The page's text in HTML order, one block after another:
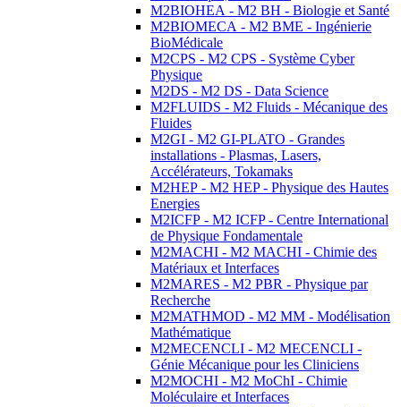
M2BIOHEA - M2 BH - Biologie et Santé
M2BIOMECA - M2 BME - Ingénierie
BioMédicale
M2CPS - M2 CPS - Système Cyber
Physique
M2DS - M2 DS - Data Science
M2FLUIDS - M2 Fluids - Mécanique des
Fluides
M2GI - M2 GI-PLATO - Grandes
installations - Plasmas, Lasers,
Accélérateurs, Tokamaks
M2HEP - M2 HEP - Physique des Hautes
Energies
M2ICFP - M2 ICFP - Centre International
de Physique Fondamentale
M2MACHI - M2 MACHI - Chimie des
Matériaux et Interfaces
M2MARES - M2 PBR - Physique par
Recherche
M2MATHMOD - M2 MM - Modélisation
Mathématique
M2MECENCLI - M2 MECENCLI -
Génie Mécanique pour les Cliniciens
M2MOCHI - M2 MoChI - Chimie
Moléculaire et Interfaces